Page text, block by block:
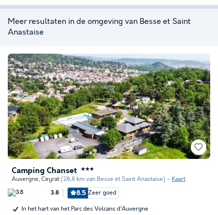
Meer resultaten in de omgeving van Besse et Saint
Anastaise
Camping Chanset ★★★
Auvergne, Ceyrat (28,8 km van Besse et Saint Anastaise) Kaart
3.8 8.5 Zeer goed
In het hart van het Parc des Volcans d'Auvergne